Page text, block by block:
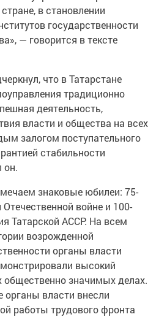
в становлении
государственности
— говорится в тексте
что в Татарстане
традиционно
деятельность,
власти и общества на всех
залогом поступательного
стабильности
он.
знаковые юбилеи: 75-
войне и 100-
Татарской АССР. На всем
возрожденной
органы власти
высокий
общественно значимых делах.
власти внесли
работы трудового фронта